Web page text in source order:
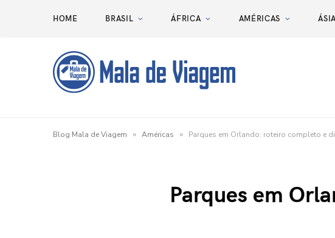
HOME BRASIL ÁFRICA AMÉRICAS ÁSIA
Blog Mala de Viagem » Américas » Parques em Orlando: roteiro completo e
Parques em